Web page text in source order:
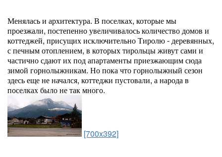
Менялась и архитектура. В поселках, которые мы
проезжали, постепенно увеличивалось количество домов и
коттеджей, присущих исключительно Тиролю - деревянных,
с печным отоплением, в которых тирольцы живут сами и
частично сдают их под апартаменты приезжающим сюда
зимой горнолыжникам. Но пока что горнолыжный сезон
здесь еще не начался, коттеджи пустовали, а народа в
поселках было не так много.
[700x392]